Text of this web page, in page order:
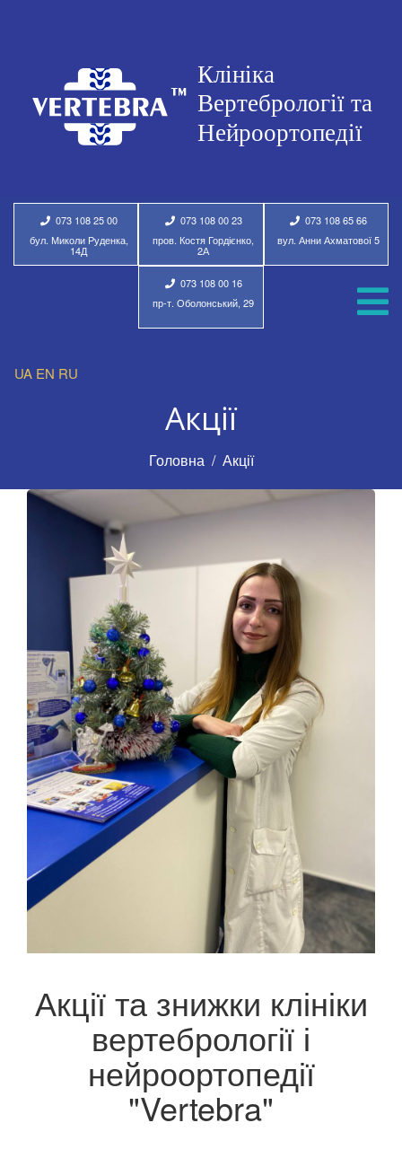
073 108 25 00
бул. Миколи Руденка,
14Д
073 108 00 23
пров. Костя Гордієнко,
2А
073 108 65 66
вул. Анни Ахматової 5
073 108 00 16
пр-т. Оболонський, 29
UA EN RU
Акції
Головна Акції
Акції та знижки клініки
вертебрології і
нейроортопедії
"Vertebra"